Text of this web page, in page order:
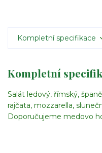
Kompletní specifikace
Kompletní
Salát ledový, římský,
rajčata, mozzarella,
Doporučujeme medovo